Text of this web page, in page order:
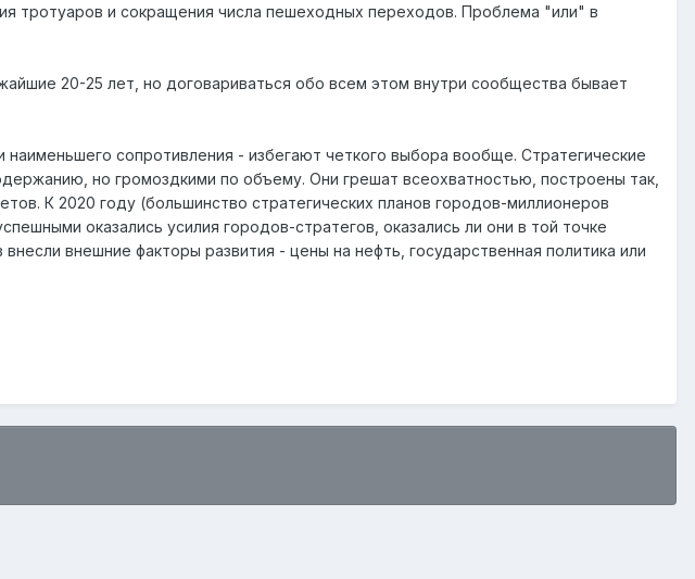
тротуаров и сокращения числа пешеходных переходов. Проблема "или" в
20-25 лет, но договариваться обо всем этом внутри сообщества бывает
сопротивления - избегают четкого выбора вообще. Стратегические
но громоздкими по объему. Они грешат всеохватностью, построены так,
К 2020 году (большинство стратегических планов городов-миллионеров
оказались усилия городов-стратегов, оказались ли они в той точке
внешние факторы развития - цены на нефть, государственная политика или